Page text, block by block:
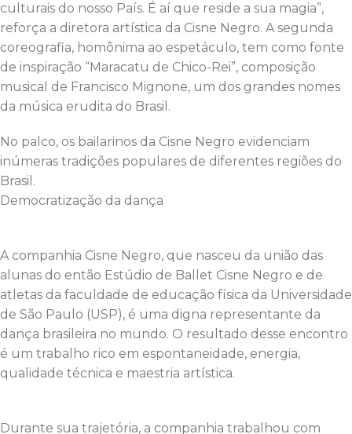
culturais do nosso País. É aí que reside a sua magia”,
reforça a diretora artística da Cisne Negro. A segunda
coreografia, homônima ao espetáculo, tem como fonte
de inspiração “Maracatu de Chico-Rei”, composição
musical de Francisco Mignone, um dos grandes nomes
da música erudita do Brasil.
No palco, os bailarinos da Cisne Negro evidenciam
inúmeras tradições populares de diferentes regiões do
Brasil.
Democratização da dança
A companhia Cisne Negro, que nasceu da união das
alunas do então Estúdio de Ballet Cisne Negro e de
atletas da faculdade de educação física da Universidade
de São Paulo (USP), é uma digna representante da
dança brasileira no mundo. O resultado desse encontro
é um trabalho rico em espontaneidade, energia,
qualidade técnica e maestria artística.
Durante sua trajetória, a companhia trabalhou com